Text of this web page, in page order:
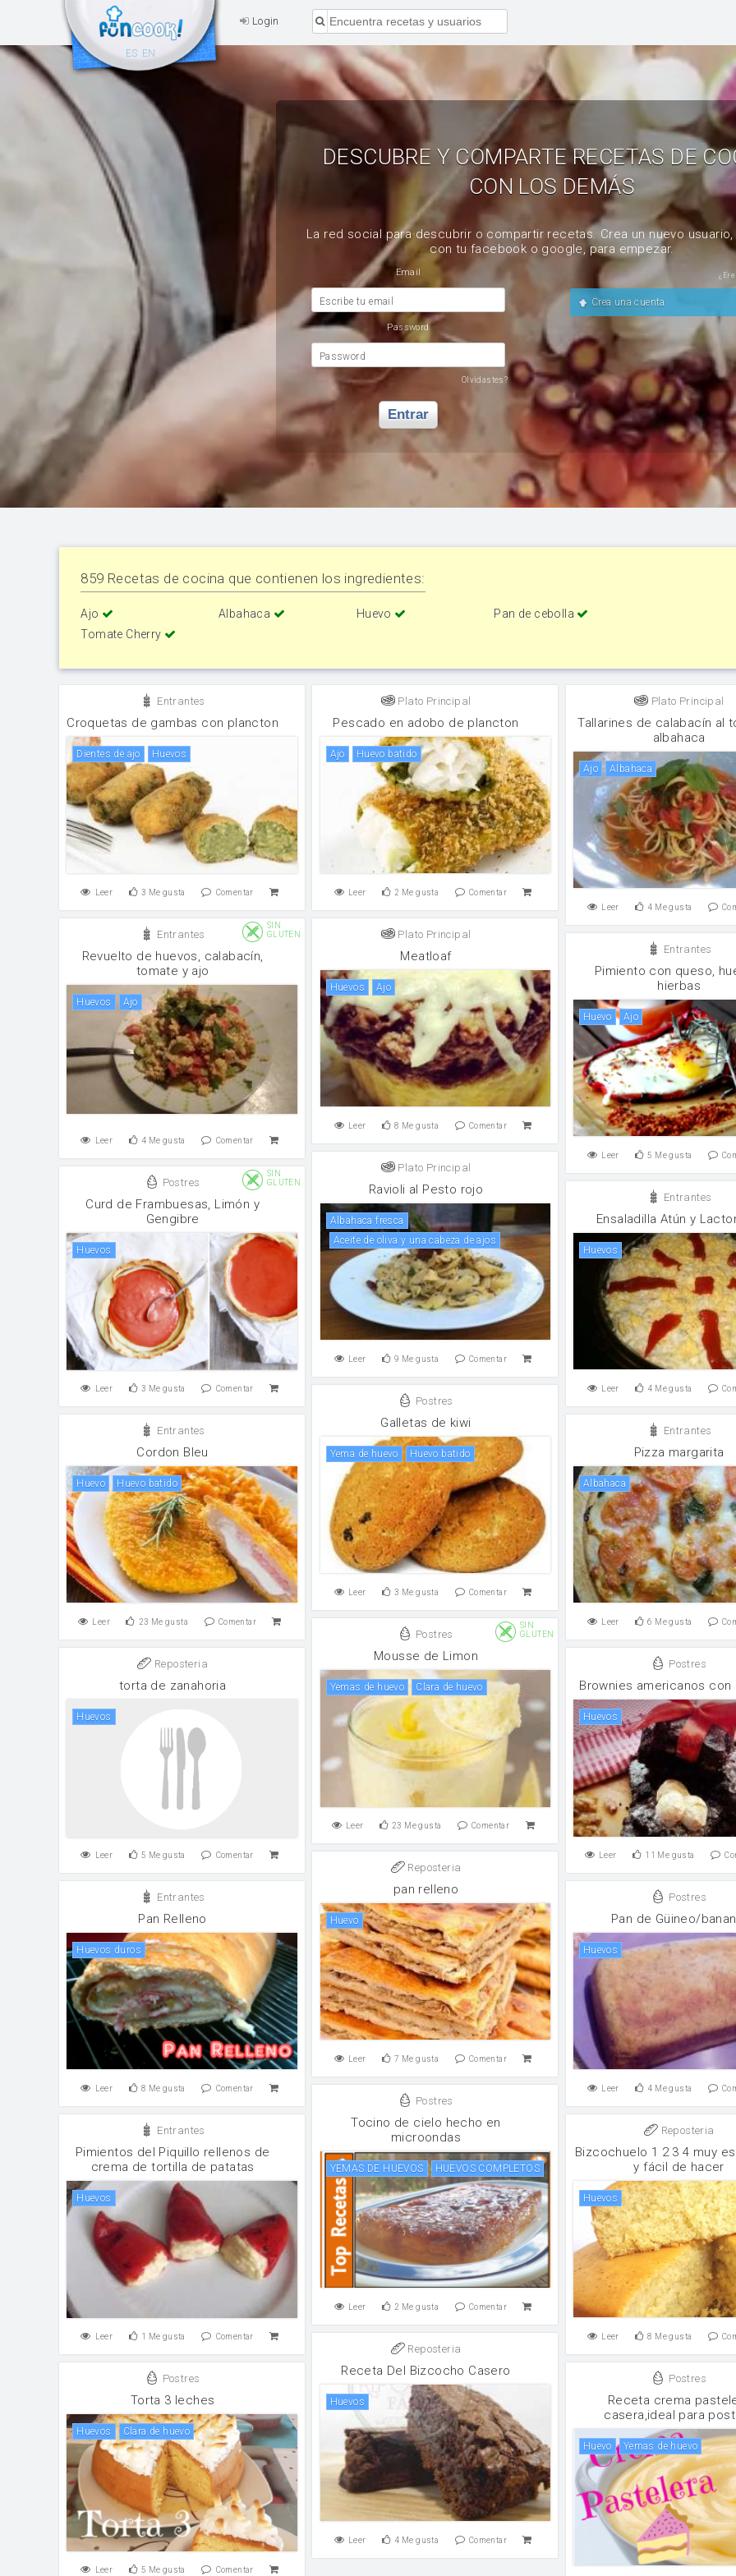
Login
ES EN
DESCUBRE Y COMPARTE RECETAS DE
CON LOS DEMÁS
La red social para descubrir o compartir recetas. Crea un nuevo
con tu facebook o google, para empezar.
Email
Escribe tu email
Password
Password
Olvidastes?
Entrar
Crea una cuenta
859 Recetas de cocina que contienen los ingredientes:
Ajo Albahaca Huevo
Pan de cebolla
Tomate Cherry
Entrantes
Croquetas de gambas con plancton
Dientes de ajo huevos
Leer 3 Me gusta Comentar
Plato Principal
Pescado en adobo de plancton
ajo Huevo batido
Leer 2 Me gusta Comentar
Plato Principal
Tallarines de calabacín al
albahaca
ajo albahaca
Leer 4 Me gusta
Entrantes
SIN
GLUTEN
Revuelto de huevos, calabacín,
tomate y ajo
huevos ajo
Leer 4 Me gusta Comentar
Plato Principal
Meatloaf
huevos ajo
Leer 8 Me gusta Comentar
Entrantes
Pimiento con queso,
hierbas
huevo ajo
Leer 5 Me gusta
Plato Principal
Ravioli al Pesto rojo
albahaca fresca
Aceite de oliva y una cabeza de ajos
Leer 9 Me gusta Comentar
Postres
SIN
GLUTEN
Curd de Frambuesas, Limón y
Gengibre
huevos
Leer 3 Me gusta Comentar
Entrantes
Ensaladilla Atún y
huevos
Leer 4 Me gusta
Postres
Galletas de kiwi
Yema de huevo Huevo batido
Leer 3 Me gusta Comentar
Entrantes
Cordon Bleu
huevo Huevo batido
Leer 23 Me gusta Comentar
Entrantes
Pizza margarita
albahaca
Leer 6 Me gusta
Postres
SIN
GLUTEN
Mousse de Limon
yemas de huevo clara de huevo
Leer 23 Me gusta Comentar
Reposteria
torta de zanahoria
huevos
Leer 5 Me gusta Comentar
Postres
Brownies americanos con
huevos
Leer 11 Me gusta
Reposteria
pan relleno
huevo
Leer 7 Me gusta Comentar
Entrantes
Pan Relleno
Huevos duros
Leer 8 Me gusta Comentar
Postres
Pan de Güineo/
huevos
Leer 4 Me gusta
Postres
Tocino de cielo hecho en
microondas
YEMAS DE HUEVOS HUEVOS COMPLETOS
Leer 2 Me gusta Comentar
Entrantes
Pimientos del Piquillo rellenos de
crema de tortilla de patatas
huevos
Leer 1 Me gusta Comentar
Reposteria
Bizcochuelo 1 2 3 4 muy
y fácil de hacer
huevos
Leer 8 Me gusta
Reposteria
Receta Del Bizcocho Casero
huevos
Leer 4 Me gusta Comentar
Postres
Torta 3 leches
huevos clara de huevo
Leer 5 Me gusta Comentar
Postres
Receta crema
casera,ideal para
huevo yemas de huevo